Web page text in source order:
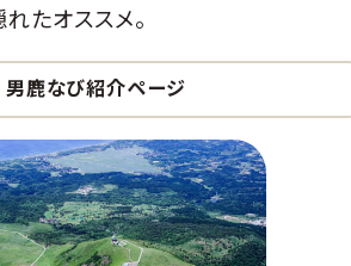
たオススメ。
男鹿なび紹介ページ